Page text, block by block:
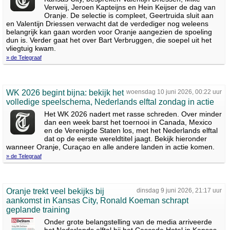
Verweij, Jeroen Kapteijns en Hein Keijser de dag van
Oranje. De selectie is compleet, Geertruida sluit aan
en Valentijn Driessen verwacht dat de verdediger nog weleens
belangrijk kan gaan worden voor Oranje aangezien de spoeling
dun is. Verder gaat het over Bart Verbruggen, die soepel uit het
vliegtuig kwam.
» de Telegraaf
woensdag 10 juni 2026, 00:22 uur
WK 2026 begint bijna: bekijk het
volledige speelschema, Nederlands elftal zondag in actie
Het WK 2026 nadert met rasse schreden. Over minder
dan een week barst het toernooi in Canada, Mexico
en de Verenigde Staten los, met het Nederlands elftal
dat op de eerste wereldtitel jaagt. Bekijk hieronder
wanneer Oranje, Curaçao en alle andere landen in actie komen.
» de Telegraaf
dinsdag 9 juni 2026, 21:17 uur
Oranje trekt veel bekijks bij
aankomst in Kansas City, Ronald Koeman schrapt
geplande training
Onder grote belangstelling van de media arriveerde